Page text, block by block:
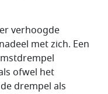
verhoogde
met zich. Een
ofwel het
drempel als